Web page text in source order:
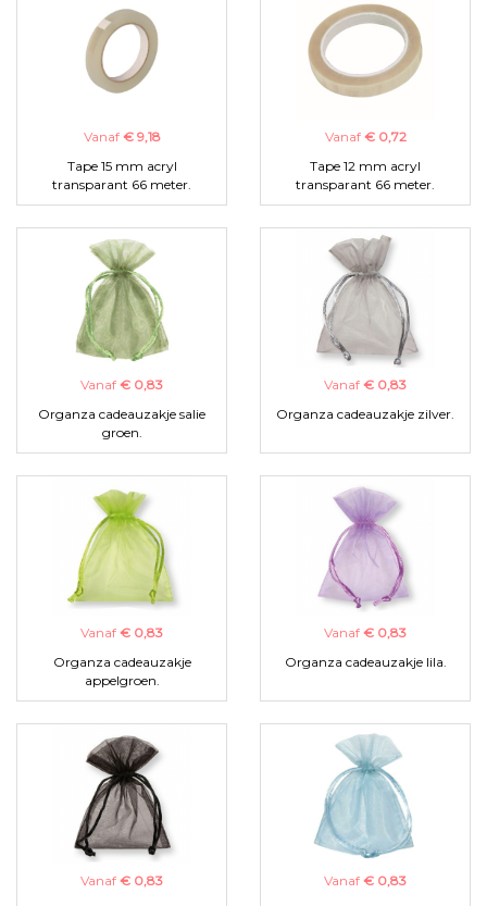
Vanaf € 9,18
Tape 15 mm acryl
transparant 66 meter.
Vanaf € 0,72
Tape 12 mm acryl
transparant 66 meter.
Vanaf € 0,83
Organza cadeauzakje salie
groen.
Vanaf € 0,83
Organza cadeauzakje zilver.
Vanaf € 0,83
Organza cadeauzakje
appelgroen.
Vanaf € 0,83
Organza cadeauzakje lila.
Vanaf € 0,83
Vanaf € 0,83